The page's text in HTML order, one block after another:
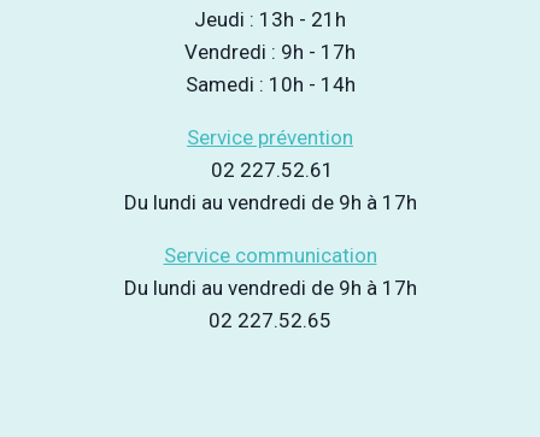
Jeudi : 13h - 21h
Vendredi : 9h - 17h
Samedi : 10h - 14h
Service prévention
02 227.52.61
Du lundi au vendredi de 9h à 17h
Service communication
Du lundi au vendredi de 9h à 17h
02 227.52.65